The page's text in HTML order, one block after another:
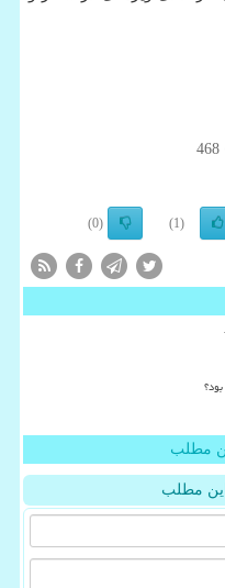
468
(1)
(0)
مطلب
مطلب